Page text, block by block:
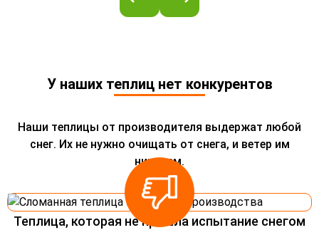
У наших теплиц нет конкурентов
Наши теплицы от производителя выдержат любой
снег. Их не нужно очищать от снега, и ветер им
нипочем.
Теплица, которая не прошла испытание снегом